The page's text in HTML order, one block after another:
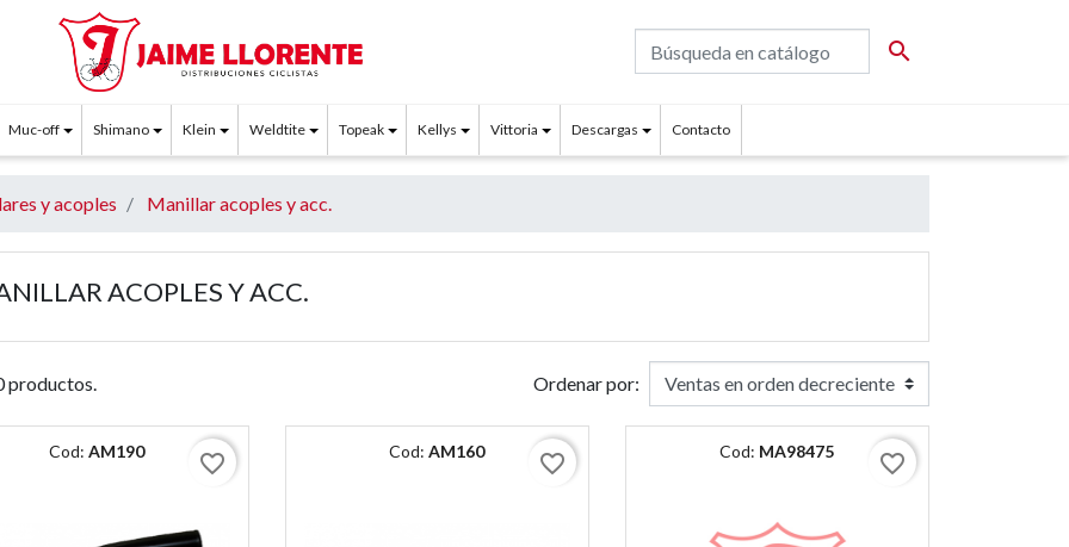

Muc-off Shimano Klein Weldtite Topeak Kellys Vittoria Descargas Contacto
y acoples Manillar acoples y acc.
ACOPLES Y ACC.
productos. Ordenar por:
Cod:AM190 favorite_border Cod:AM160 favorite_border Cod: MA98475 favorite_border